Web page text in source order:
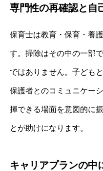
専門性の再確認と自
保育士は教育・保育・養
す。掃除はその中の一部
ではありません。子ども
保護者とのコミュニケー
揮できる場面を意図的に
とが助けになります。
キャリアプランの中